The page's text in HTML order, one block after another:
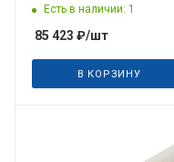
DN32, Qn6, L260, 30°C,
Есть в наличии: 1
85 423 ₽/шт
В КОРЗИНУ